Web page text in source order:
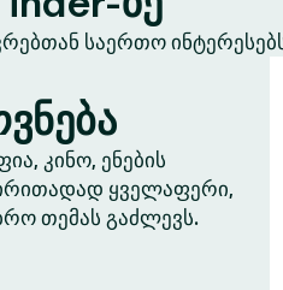
საერთო
კინო, ენების
ყველაფერი,
თემას გაძლევს.